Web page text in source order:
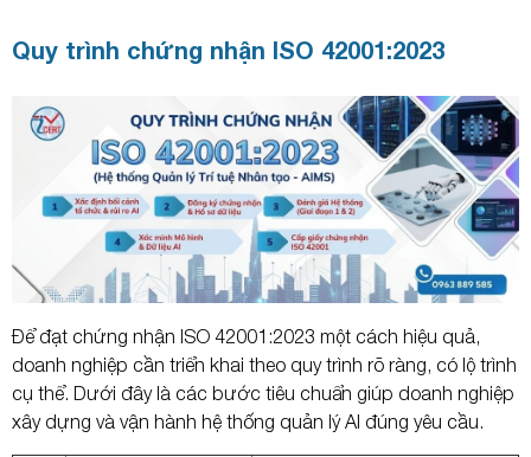
Quy trình chứng nhận ISO 42001:2023
Để đạt chứng nhận ISO 42001:2023 một cách hiệu quả,
doanh nghiệp cần triển khai theo quy trình rõ ràng, có lộ trình
cụ thể. Dưới đây là các bước tiêu chuẩn giúp doanh nghiệp
xây dựng và vận hành hệ thống quản lý AI đúng yêu cầu.
Gửi yêu cầu